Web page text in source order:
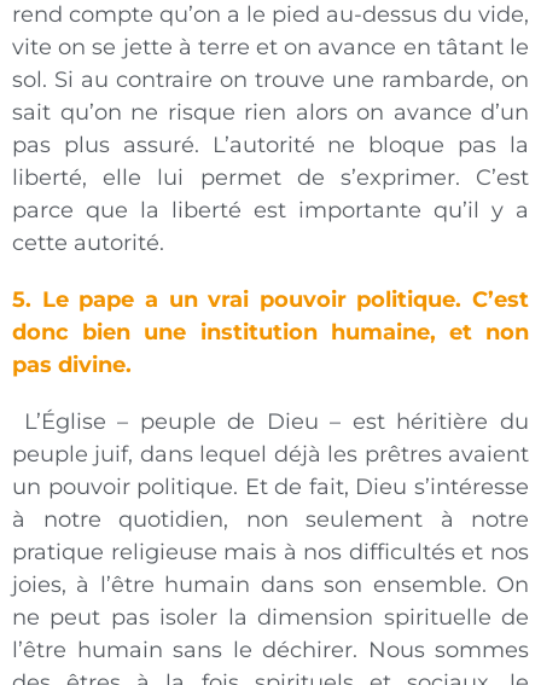
rend compte qu’on a le pied au-dessus du vide,
vite on se jette à terre et on avance en tâtant le
sol. Si au contraire on trouve une rambarde, on
sait qu’on ne risque rien alors on avance d’un
pas plus assuré. L’autorité ne bloque pas la
liberté, elle lui permet de s’exprimer. C’est
parce que la liberté est importante qu’il y a
cette autorité.
5. Le pape a un vrai pouvoir politique. C’est
donc bien une institution humaine, et non
pas divine.
L’Église – peuple de Dieu – est héritière du
peuple juif, dans lequel déjà les prêtres avaient
un pouvoir politique. Et de fait, Dieu s’intéresse
à notre quotidien, non seulement à notre
pratique religieuse mais à nos difficultés et nos
joies, à l’être humain dans son ensemble. On
ne peut pas isoler la dimension spirituelle de
l’être humain sans le déchirer. Nous sommes